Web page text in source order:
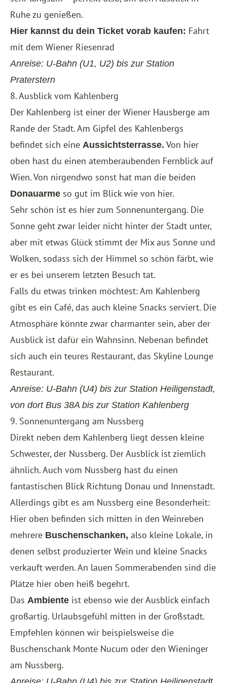
Ruhe zu genießen.
Hier kannst du dein Ticket vorab kaufen: Fahrt
mit dem Wiener Riesenrad
Anreise: U-Bahn (U1, U2) bis zur Station
Praterstern
8. Ausblick vom Kahlenberg
Der Kahlenberg ist einer der Wiener Hausberge am
Rande der Stadt. Am Gipfel des Kahlenbergs
befindet sich eine Aussichtsterrasse. Von hier
oben hast du einen atemberaubenden Fernblick auf
Wien. Von nirgendwo sonst hat man die beiden
Donauarme so gut im Blick wie von hier.
Sehr schön ist es hier zum Sonnenuntergang. Die
Sonne geht zwar leider nicht hinter der Stadt unter,
aber mit etwas Glück stimmt der Mix aus Sonne und
Wolken, sodass sich der Himmel so schön färbt, wie
er es bei unserem letzten Besuch tat.
Falls du etwas trinken möchtest: Am Kahlenberg
gibt es ein Café, das auch kleine Snacks serviert. Die
Atmosphäre könnte zwar charmanter sein, aber der
Ausblick ist dafür ein Wahnsinn. Nebenan befindet
sich auch ein teures Restaurant, das Skyline Lounge
Restaurant.
Anreise: U-Bahn (U4) bis zur Station Heiligenstadt,
von dort Bus 38A bis zur Station Kahlenberg
9. Sonnenuntergang am Nussberg
Direkt neben dem Kahlenberg liegt dessen kleine
Schwester, der Nussberg. Der Ausblick ist ziemlich
ähnlich. Auch vom Nussberg hast du einen
fantastischen Blick Richtung Donau und Innenstadt.
Allerdings gibt es am Nussberg eine Besonderheit:
Hier oben befinden sich mitten in den Weinreben
mehrere Buschenschanken, also kleine Lokale, in
denen selbst produzierter Wein und kleine Snacks
verkauft werden. An lauen Sommerabenden sind die
Plätze hier oben heiß begehrt.
Das Ambiente ist ebenso wie der Ausblick einfach
großartig. Urlaubsgefühl mitten in der Großstadt.
Empfehlen können wir beispielsweise die
Buschenschank Monte Nucum oder den Wieninger
am Nussberg.